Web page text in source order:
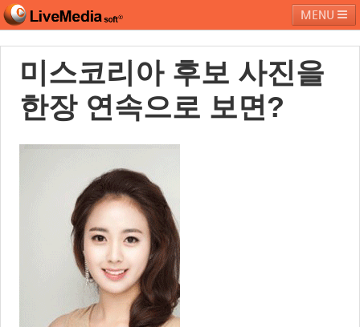
MENU
라이브미디어소프트 제품 및 서비스 블로그 커뮤니티
페밀리 사이트
미스코리아 후보 사진을
한장 연속으로 보면?